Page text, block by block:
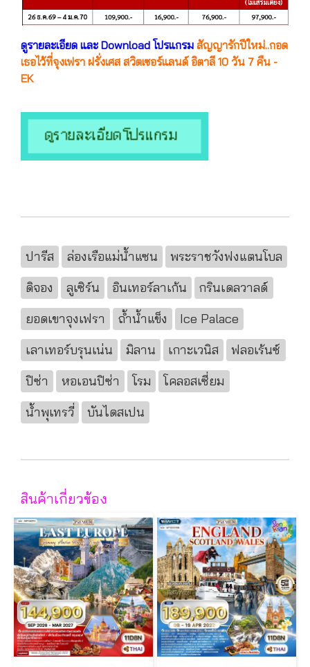
ดูรายละเอียด และ Download โปรแกรม สัญญารักปีใหม่..กอด
เธอไว้ที่จุงเฟรา ฝรั่งเศส สวิตเซอร์แลนด์ อิตาลี 10 วัน 7 คืน -
EK
ปารีส ล่องเรือแม่น้ำแซน
พระราชวังฟงแตนโบล
ดิจอง
ลูเซิร์น อินเทอร์ลาเก้น
กรินเดลวาลด์
ยอดเขาจุงเฟรา
ถ้ำน้ำแข็ง
Ice Palace
เลาเทอร์บรุนเน่น
มิลาน เกาะเวนิส
ฟลอเร้นซ์
ปิซ่า
หอเอนปิซ่า โรม
โคลอสเซี่ยม
น้ำพุเทรวี่
บันไดสเปน
สินค้าเกี่ยวข้อง